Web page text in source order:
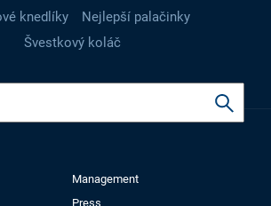
knedlíky
Nejlepší palačinky
Švestkový koláč
Management
Press